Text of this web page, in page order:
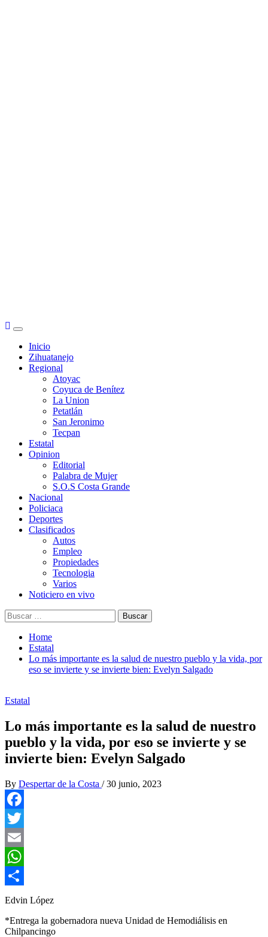
Primary
MenuInicio
Zihuatanejo
Regional
Atoyac
Coyuca de Benítez
La Union
Petatlán
San Jeronimo
Tecpan
Estatal
Opinion
Editorial
Palabra de Mujer
S.O.S Costa Grande
Nacional
Policiaca
Deportes
Clasificados
Autos
Empleo
Propiedades
Tecnologia
Varios
Noticiero en vivo
Buscar:
Home
Estatal
Lo más importante es la salud de nuestro pueblo y la vida, por
eso se invierte y se invierte bien: Evelyn Salgado
Estatal
Lo más importante es la salud de nuestro
pueblo y la vida, por eso se invierte y se
invierte bien: Evelyn Salgado
By Despertar de la Costa / 30 junio, 2023
Facebook
Twitter
Email
WhatsApp
Compartir
Edvin López
*Entrega la gobernadora nueva Unidad de Hemodiálisis en
Chilpancingo